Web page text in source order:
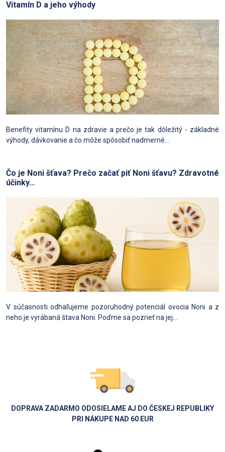
Vitamín D a jeho výhody
Benefity vitamínu D na zdravie a prečo je tak dôležitý - základné
výhody, dávkovanie a čo môže spôsobiť nadmerné...
Čo je Noni šťava? Prečo začať piť Noni šťavu? Zdravotné
účinky…
V súčasnosti odhaľujeme pozoruhodný potenciál ovocia Noni a z
neho je vyrábaná štava Noni. Poďme sa pozrieť na jej...
DOPRAVA ZADARMO ODOSIELAME AJ DO ČESKEJ REPUBLIKY
PRI NÁKUPE NAD 60 EUR